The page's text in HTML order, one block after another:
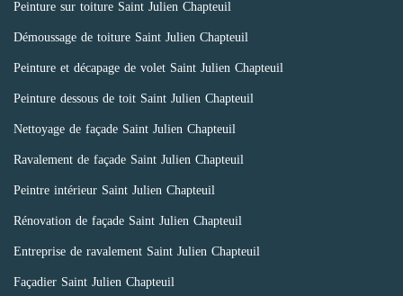
Peinture sur toiture Saint Julien Chapteuil
Démoussage de toiture Saint Julien Chapteuil
Peinture et décapage de volet Saint Julien Chapteuil
Peinture dessous de toit Saint Julien Chapteuil
Nettoyage de façade Saint Julien Chapteuil
Ravalement de façade Saint Julien Chapteuil
Peintre intérieur Saint Julien Chapteuil
Rénovation de façade Saint Julien Chapteuil
Entreprise de ravalement Saint Julien Chapteuil
Façadier Saint Julien Chapteuil